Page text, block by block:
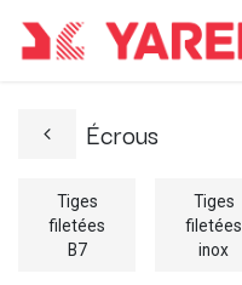
Écrous
Tiges
filetées
B7
Tiges
filetées
inox